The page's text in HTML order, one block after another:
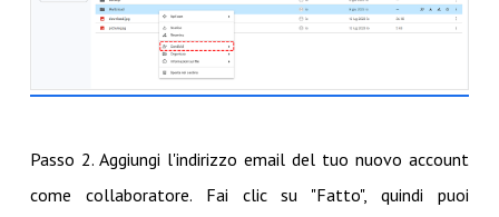
Passo 2. Aggiungi l'indirizzo email del tuo nuovo account
come collaboratore. Fai clic su "Fatto", quindi puoi